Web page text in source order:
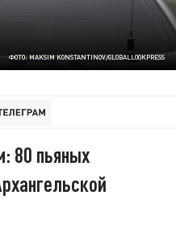
ФОТО: MAKSIM KONSTANTINOV/GLOBALLOOKPRESS
80 пьяных